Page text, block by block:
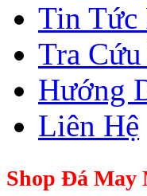
Tin Tức
Tra
Hướng
Liên Hệ
Shop Đá May